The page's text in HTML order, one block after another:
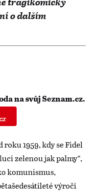
o dalším
na svůj Seznam.cz.
1959, kdy se Fidel
zelenou jak palmy“,
komunismus,
výročí